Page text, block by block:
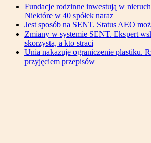
Fundacje rodzinne inwestują w
Niektóre w 40 spółek naraz
Jest sposób na SENT. Status AEO
Zmiany w systemie SENT. Ekspert
skorzysta, a kto straci
Unia nakazuje ograniczenie plastiku.
przyjęciem przepisów